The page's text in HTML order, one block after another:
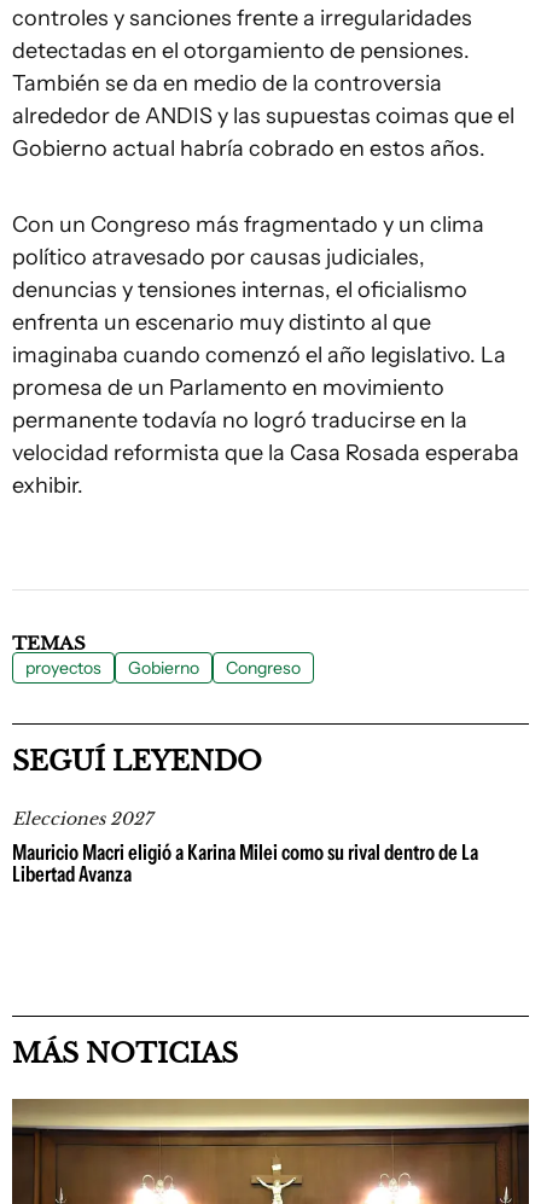
controles y sanciones frente a irregularidades
detectadas en el otorgamiento de pensiones.
También se da en medio de la controversia
alrededor de ANDIS y las supuestas coimas que el
Gobierno actual habría cobrado en estos años.
Con un Congreso más fragmentado y un clima
político atravesado por causas judiciales,
denuncias y tensiones internas, el oficialismo
enfrenta un escenario muy distinto al que
imaginaba cuando comenzó el año legislativo. La
promesa de un Parlamento en movimiento
permanente todavía no logró traducirse en la
velocidad reformista que la Casa Rosada esperaba
exhibir.
TEMAS
proyectos Gobierno Congreso
SEGUÍ LEYENDO
Elecciones 2027
Mauricio Macri eligió a Karina Milei como su rival dentro de La
Libertad Avanza
MÁS NOTICIAS